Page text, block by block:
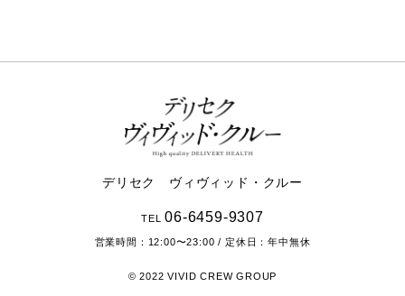
デリセク ヴィヴィッド・クルー
TEL06-6459-9307
営業時間： 12:00〜23:00 / 定休日：年中無休
© 2022 VIVID CREW GROUP